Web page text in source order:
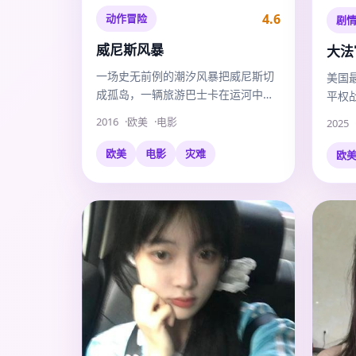
动作冒险 4.6
威尼斯风暴
一场史无前例的潮汐风暴把威尼斯切
成孤岛，一辆旅游巴士卡在运河中
2016 欧美 电影
欧美 电影 灾难
剧
大
美国
平权
2025
欧美